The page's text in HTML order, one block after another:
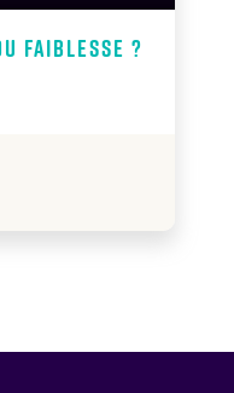
faiblesse ?